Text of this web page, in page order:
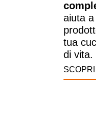
aiuta a
tua
di vita.